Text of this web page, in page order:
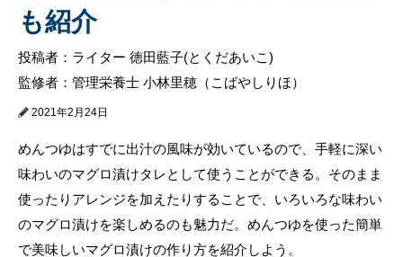
も紹介
投稿者：ライター 徳田藍子(とくだあいこ)
監修者：管理栄養士 小林里穂（こばやしりほ）
2021年2月24日
めんつゆはすでに出汁の風味が効いているので、手軽に深い
味わいのマグロ漬けタレとして使うことができる。そのまま
使ったりアレンジを加えたりすることで、いろいろな味わい
のマグロ漬けを楽しめるのも魅力だ。めんつゆを使った簡単
で美味しいマグロ漬けの作り方を紹介しよう。